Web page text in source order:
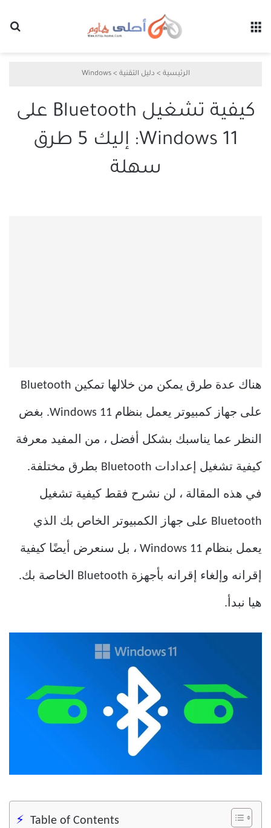
الرئيسية > دليل التقنية >
Windows
كيفية تشغيل Bluetooth على
Windows 11: إليك 5 طرق
سهلة
هناك عدة طرق يمكن من خلالها تمكين Bluetooth
على جهاز كمبيوتر يعمل بنظام Windows 11. بغض
النظر عما يناسبك بشكل أفضل ، من المفيد معرفة
كيفية تشغيل إعدادات Bluetooth بطرق مختلفة.
في هذه المقالة ، لن نشرح فقط كيفية تشغيل
Bluetooth على جهاز الكمبيوتر الخاص بك الذي
يعمل بنظام Windows 11 ، بل سنعرض أيضًا كيفية
إقرانه وإلغاء إقرانه بأجهزة Bluetooth الخاصة بك.
هيا نبدأ.
Table of Contents